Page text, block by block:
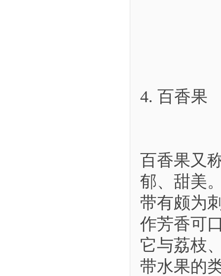
4. 百香果
百香果又
郁、甜美
带有颇为
作芳香可
它与荔枝
带水果的